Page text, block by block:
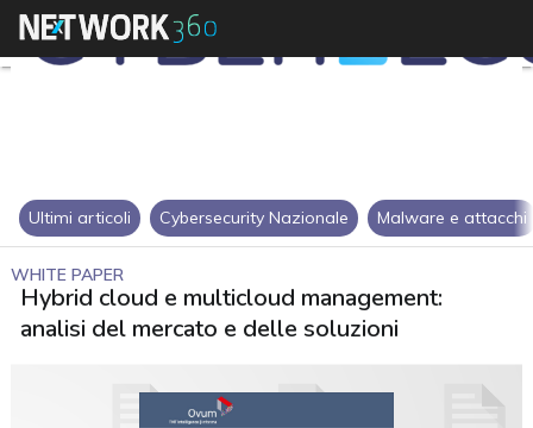
Ultimi articoli Cybersecurity Nazionale Malware e attacchi
WHITE PAPER
Hybrid cloud e multicloud management:
analisi del mercato e delle soluzioni